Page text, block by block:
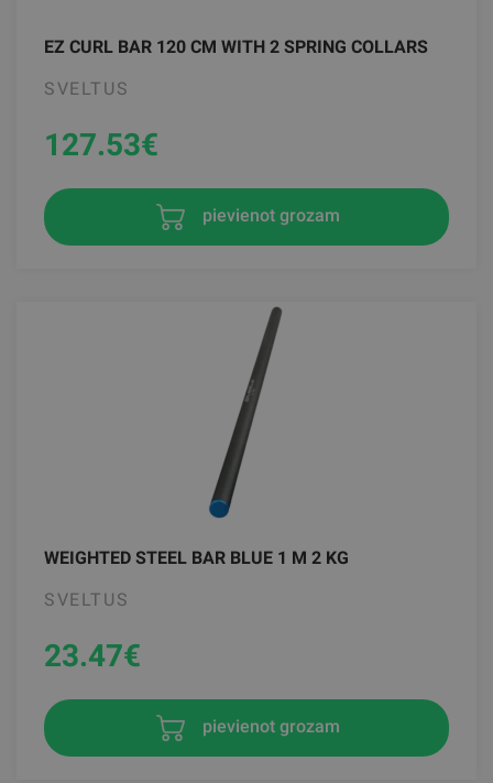
EZ CURL BAR 120 CM WITH 2 SPRING COLLARS
SVELTUS
127.53€
pievienot grozam
WEIGHTED STEEL BAR BLUE 1 M 2 KG
SVELTUS
23.47€
pievienot grozam